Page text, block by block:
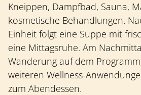
Kneippen, Dampfbad, Sauna,
kosmetische Behandlungen.
Einheit folgt eine Suppe mit
eine Mittagsruhe. Am
Wanderung auf dem
weiteren Wellness-
zum Abendessen.